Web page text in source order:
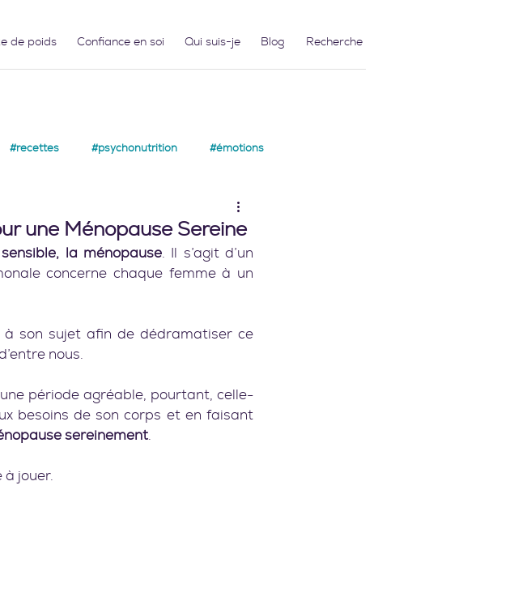
de poids Confiance en soi Qui suis-je Blog
#recettes #psychonutrition #émotions
une Ménopause Sereine
la ménopause . Il s’agit d’un
concerne chaque femme à un
à son sujet afin de dédramatiser ce
nous.
période agréable, pourtant, celle-
besoins de son corps et en faisant
sereinement
jouer.